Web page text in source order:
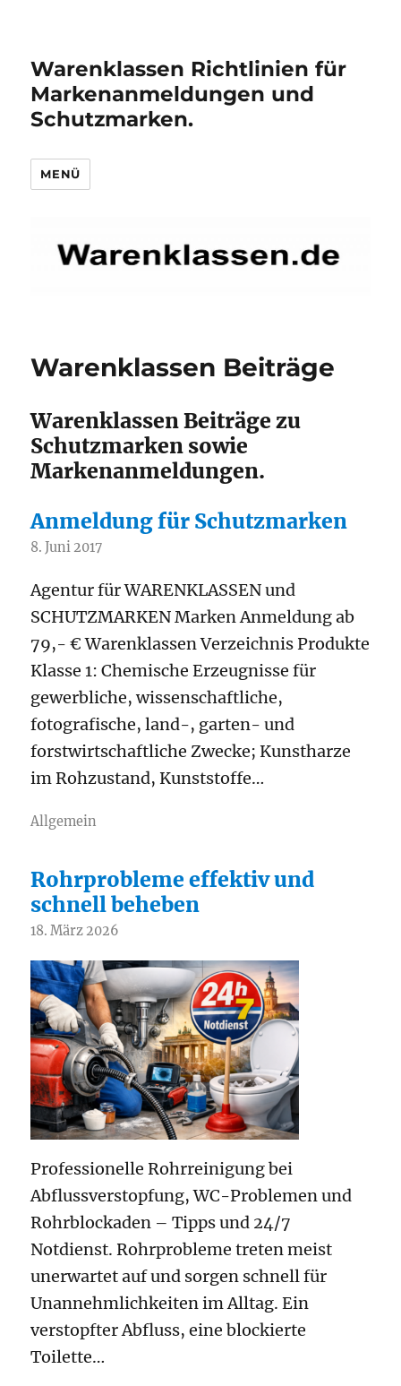
Warenklassen Richtlinien für
Markenanmeldungen und
Schutzmarken.
MENÜ
Warenklassen Beiträge
Warenklassen Beiträge zu
Schutzmarken sowie
Markenanmeldungen.
Anmeldung für Schutzmarken
8. Juni 2017
Agentur für WARENKLASSEN und
SCHUTZMARKEN Marken Anmeldung ab
79,- € Warenklassen Verzeichnis Produkte
Klasse 1: Chemische Erzeugnisse für
gewerbliche, wissenschaftliche,
fotografische, land-, garten- und
forstwirtschaftliche Zwecke; Kunstharze
im Rohzustand, Kunststoffe…
Allgemein
Rohrprobleme effektiv und
schnell beheben
18. März 2026
Professionelle Rohrreinigung bei
Abflussverstopfung, WC-Problemen und
Rohrblockaden – Tipps und 24/7
Notdienst. Rohrprobleme treten meist
unerwartet auf und sorgen schnell für
Unannehmlichkeiten im Alltag. Ein
verstopfter Abfluss, eine blockierte
Toilette…